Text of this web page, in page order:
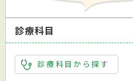
診療科目
診療科目から探す